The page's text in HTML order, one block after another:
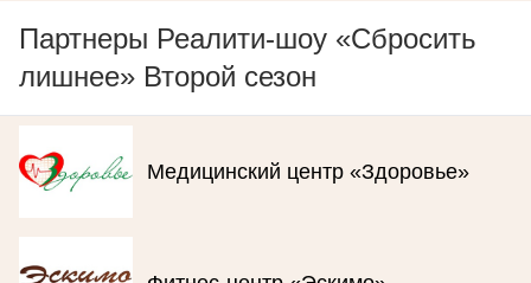
Партнеры Реалити-шоу «Сбросить
лишнее» Второй сезон
Медицинский центр «Здоровье»